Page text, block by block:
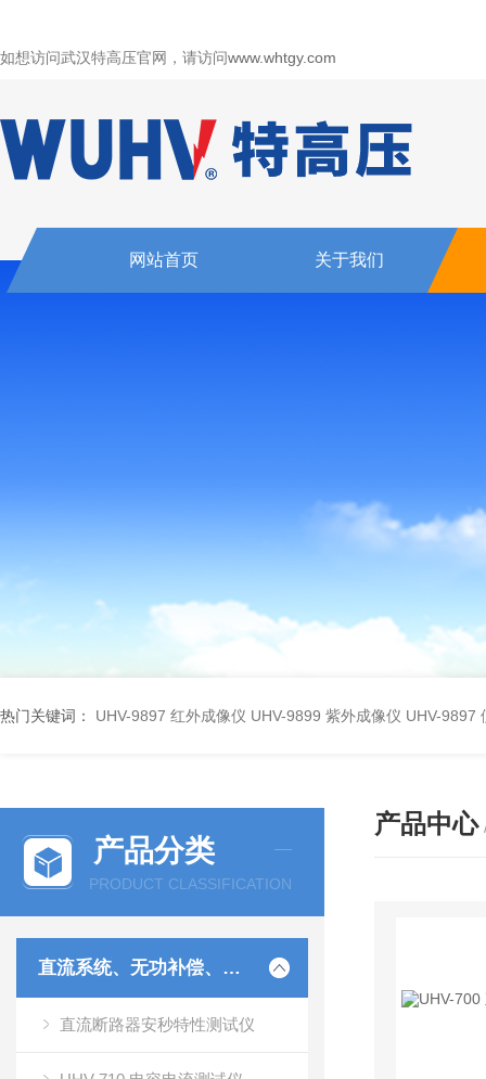
如想访问武汉特高压官网，请访问www.whtgy.com
网站首页 关于我们
热门关键词： UHV-9897 红外成像仪 UHV-9899 紫外成像仪 UHV-9897
产品分类
PRODUCT CLASSIFICATION
直流系统、无功补偿、电池电机检测仪器
直流断路器安秒特性测试仪
产品中心